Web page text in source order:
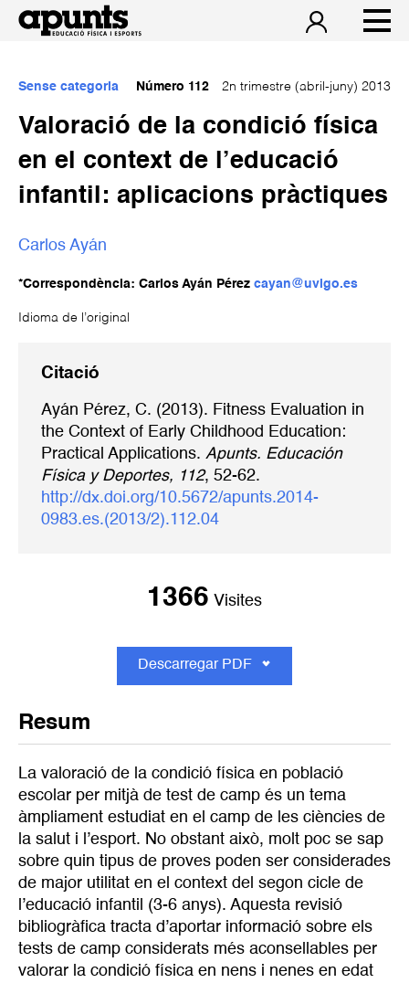
Sense categoria Número 112 2n trimestre (abril-juny) 2013
Valoració de la condició física
en el context de l’educació
infantil: aplicacions pràctiques
Carlos Ayán
*Correspondència: Carlos Ayán Pérez cayan@uvigo.es
Idioma de l’original
Citació
Ayán Pérez, C. (2013). Fitness Evaluation in
the Context of Early Childhood Education:
Practical Applications. Apunts. Educación
Física y Deportes, 112, 52-62.
http://dx.doi.org/10.5672/apunts.2014-
0983.es.(2013/2).112.04
1366 Visites
Descarregar PDF
Resum
La valoració de la condició física en població
escolar per mitjà de test de camp és un tema
àmpliament estudiat en el camp de les ciències de
la salut i l’esport. No obstant això, molt poc se sap
sobre quin tipus de proves poden ser considerades
de major utilitat en el context del segon cicle de
l’educació infantil (3-6 anys). Aquesta revisió
bibliogràfica tracta d’aportar informació sobre els
tests de camp considerats més aconsellables per
valorar la condició física en nens i nenes en edat